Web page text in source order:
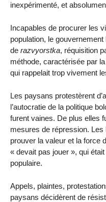
inexpérimenté, et
Incapables de procurer les
population, le
de razvyorstka, réquisition
méthode, caractérisée par
qui rappelait trop vivement
Les paysans protestèrent
l’autocratie de la politique
furent vaines. De plus elles
mesures de répression.
prouver la valeur et la force
« devait pas jouer », qui
populaire.
Appels, plaintes,
paysans décidèrent de